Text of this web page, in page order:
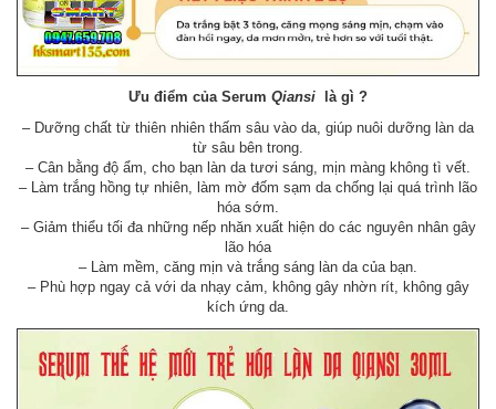
Ưu điểm của Serum Qiansi
là gì ?
– Dưỡng chất từ thiên nhiên thấm sâu vào da, giúp nuôi dưỡng làn da
từ sâu bên trong.
– Cân bằng độ ẩm, cho bạn làn da tươi sáng, mịn màng không tì vết.
– Làm trắng hồng tự nhiên, làm mờ đốm sạm da chống lại quá trình lão
hóa sớm.
– Giảm thiểu tối đa những nếp nhăn xuất hiện do các nguyên nhân gây
lão hóa
– Làm mềm, căng mịn và trắng sáng làn da của bạn.
– Phù hợp ngay cả với da nhạy cảm, không gây nhờn rít, không gây
kích ứng da.